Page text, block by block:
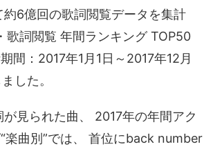
約6億回の歌詞閲覧データを集計
歌詞閲覧 年間ランキング TOP50
間：2017年1月1日～2017年12月
した。
見られた曲、 2017年の年間アク
楽曲別”では、 首位にback number